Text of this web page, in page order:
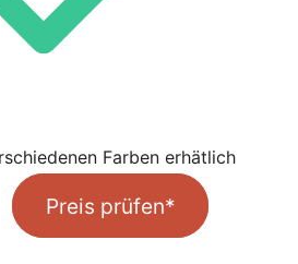
Farben erhätlich
Preis prüfen*